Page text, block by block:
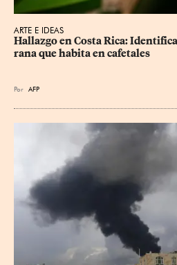
ARTE E IDEAS
Hallazgo en Costa Rica:
rana que habita en cafetales
Por AFP